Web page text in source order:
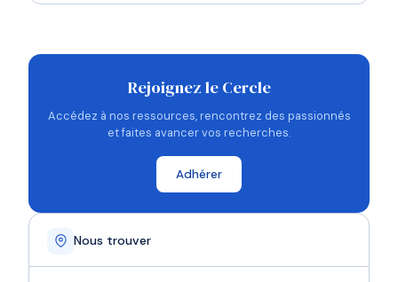
Rejoignez le Cercle
Accédez à nos ressources, rencontrez des passionnés
et faites avancer vos recherches.
Adhérer
Nous trouver